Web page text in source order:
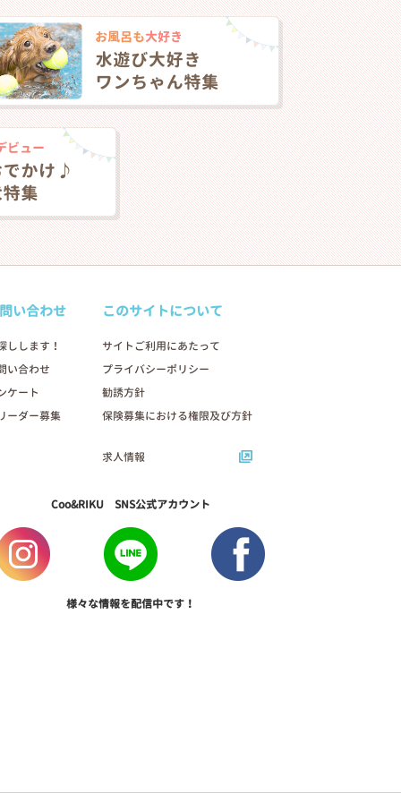
い合わせ
しします！
い合わせ
ケート
ーダー募集
このサイトについて
サイトご利用にあたって
プライバシーポリシー
勧誘方針
保険募集における権限及び方針
求人情報
Coo&RIKU SNS公式アカウント
様々な情報を配信中です！